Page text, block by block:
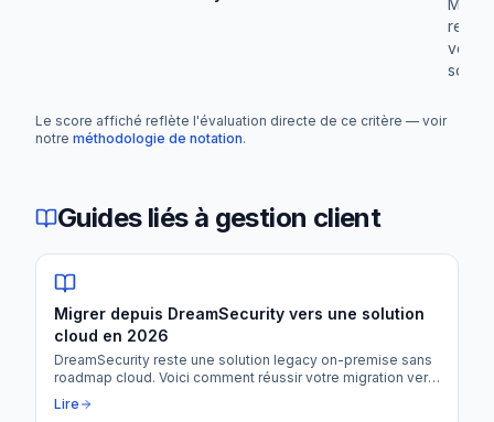
vers
Le score affiché reflète l'évaluation directe de ce critère — voir
notre méthodologie de notation.
Guides liés à gestion client
Migrer depuis DreamSecurity vers une solution
cloud en 2026
DreamSecurity reste une solution legacy on-premise sans
roadmap cloud. Voici comment réussir votre migration vers
une plateforme moderne (SEKUR, Comète, Withtime) sans
perdre vos données ni votre productivité.
Lire